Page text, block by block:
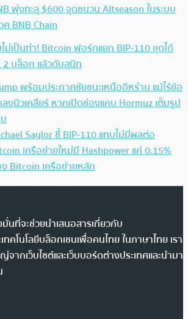
พุ่งทะลุ $600 จุดชนวน Altseason ในระบบ
ศ BNB Chain
ม่เป็นท่า! Bitcoin ฟอร์กแยก BIP-110 ขุดได้
2 บล็อก แล้วดับสนิท
พร้อมประกาศชัยชนะเหนืออิหร่าน แม้ไร้ข้อ
งนิวเคลียร์ หากเปิดช่องแคบ Hormuz เต็มรูป
Saylor ชี้ BIP-110 แทบไม่มีผลต่อ
เครือข่ายใหม่มี Hashpower แค่ 0.15%
Bitcoin เครือข่ายหลัก
นที่จะช่วยนำเสนอสารเกี่ยวกับ
คโนโลยีบล็อกเชนเพื่อคนไทย ในภาษาไทย เรา
ากเว็บไซต์และเว็บบอร์ดต่างประเทศและนำมา